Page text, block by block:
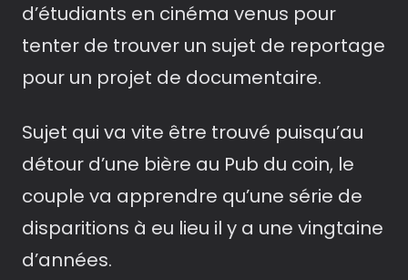
d’étudiants en cinéma venus pour
tenter de trouver un sujet de reportage
pour un projet de documentaire.
Sujet qui va vite être trouvé puisqu’au
détour d’une bière au Pub du coin, le
couple va apprendre qu’une série de
disparitions à eu lieu il y a une vingtaine
d’années.